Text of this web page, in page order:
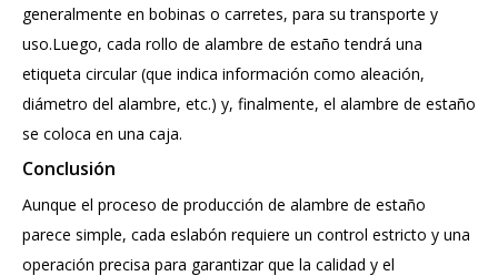
generalmente en bobinas o carretes, para su transporte y
uso.Luego, cada rollo de alambre de estaño tendrá una
etiqueta circular (que indica información como aleación,
diámetro del alambre, etc.) y, finalmente, el alambre de estaño
se coloca en una caja.
Conclusión
Aunque el proceso de producción de alambre de estaño
parece simple, cada eslabón requiere un control estricto y una
operación precisa para garantizar que la calidad y el